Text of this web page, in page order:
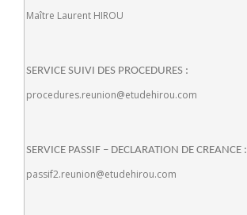
Maître Laurent HIROU
SERVICE SUIVI DES PROCEDURES :
procedures.reunion@etudehirou.com
SERVICE PASSIF – DECLARATION DE CREANCE :
passif2.reunion@etudehirou.com